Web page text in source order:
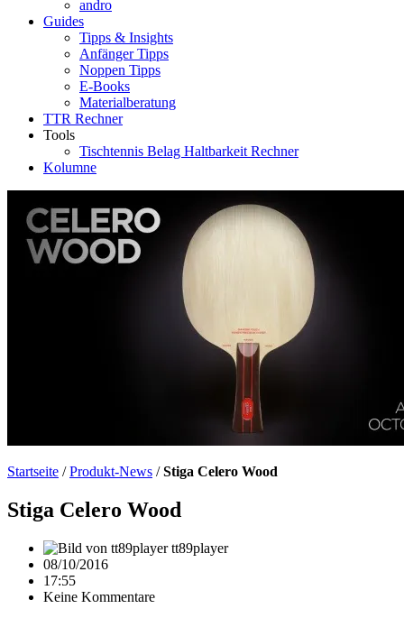
andro
Guides
Tipps & Insights
Anfänger Tipps
Noppen Tipps
E-Books
Materialberatung
TTR Rechner
Tools
Tischtennis Belag Haltbarkeit Rechner
Kolumne
Startseite /Produkt-News /Stiga Celero Wood
Stiga Celero Wood
tt89player
08/10/2016
17:55
Keine Kommentare